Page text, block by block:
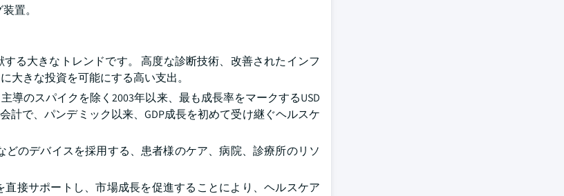
置。
る大きなトレンドです。 高度な診断技術、改善されたインフ
大きな投資を可能にする高い支出。
導のスパイクを除く2003年以来、最も成長率をマークするUSD
計で、パンデミック以来、GDP成長を初めて受け継ぐヘルスケ
のデバイスを採用する、患者様のケア、病院、診療所のリソ
接サポートし、市場成長を促進することにより、ヘルスケア